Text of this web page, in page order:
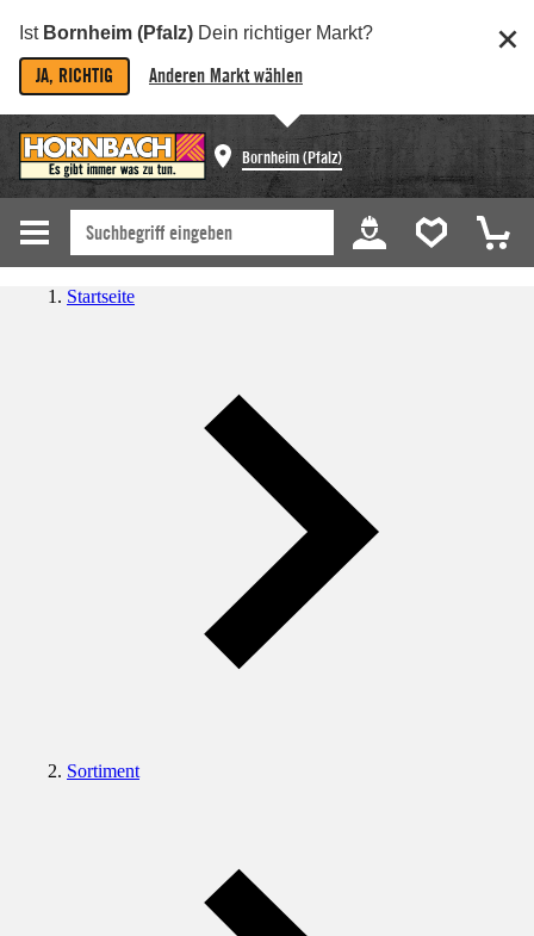
Ist Bornheim (Pfalz) Dein richtiger Markt?
JA, RICHTIG Anderen Markt wählen
Bornheim (Pfalz)
Startseite
Sortiment